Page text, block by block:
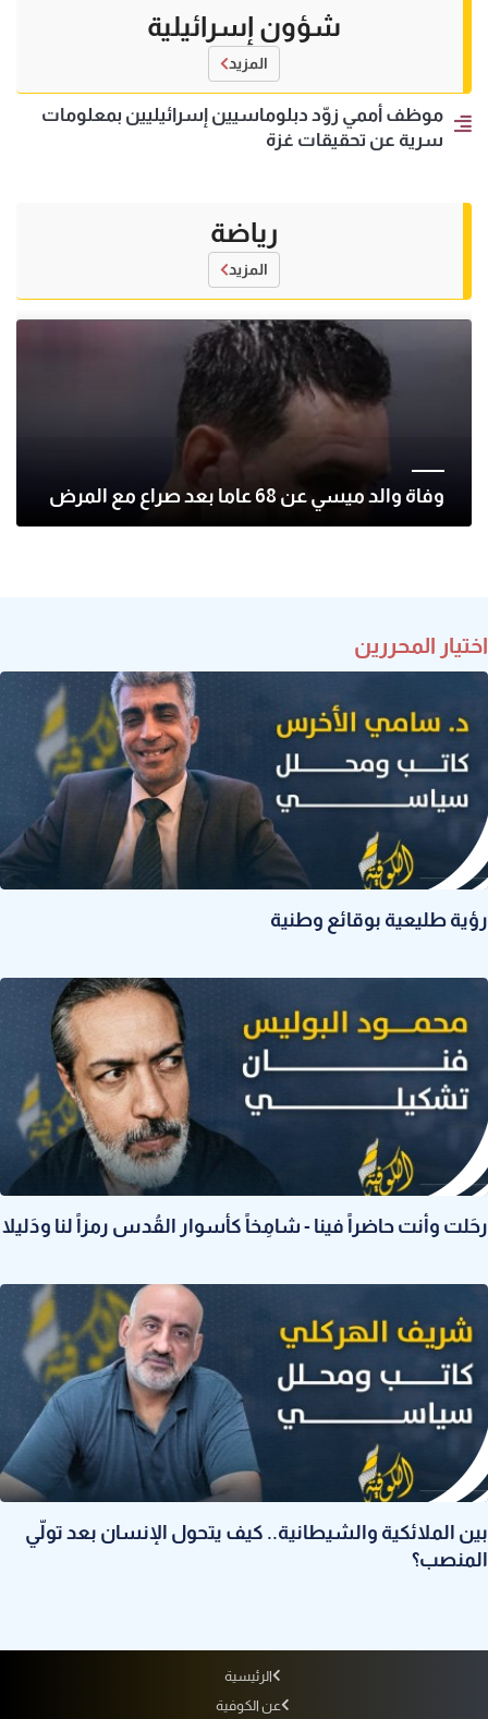
شؤون إسرائيلية
المزيد
موظف أممي زوّد دبلوماسيين إسرائيليين بمعلومات
سرية عن تحقيقات غزة
رياضة
المزيد
وفاة والد ميسي عن 68 عاما بعد صراع مع المرض
اختيار المحررين
رؤية طليعية بوقائع وطنية
رحَلت وأنت حاضراً فينا - شامِخاً كأسوار القُدس رمزاً لنا ودَليلا
بين الملائكية والشيطانية.. كيف يتحول الإنسان بعد تولّي
المنصب؟
الرئيسية
عن الكوفية